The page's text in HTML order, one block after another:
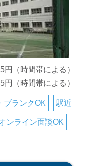
円（時間帯による）
円（時間帯による）
ブランクOK 駅近
ンライン面談OK